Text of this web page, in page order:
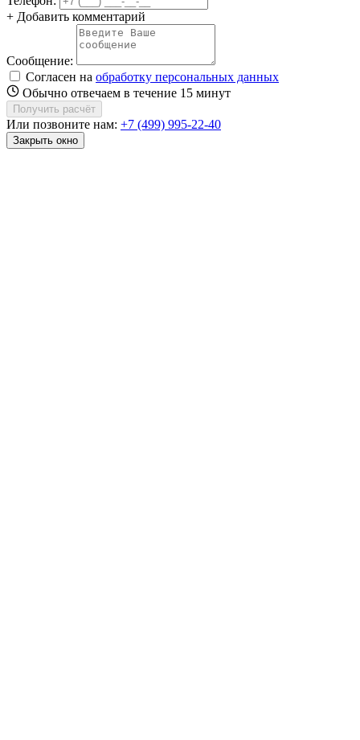
+ Добавить комментарий
Сообщение:
Согласен на обработку персональных данных
Обычно отвечаем в течение 15 минут
Получить расчёт
Или позвоните нам: +7 (499) 995-22-40
Закрыть окно